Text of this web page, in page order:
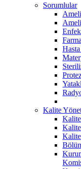
Sorumlular
Kalite